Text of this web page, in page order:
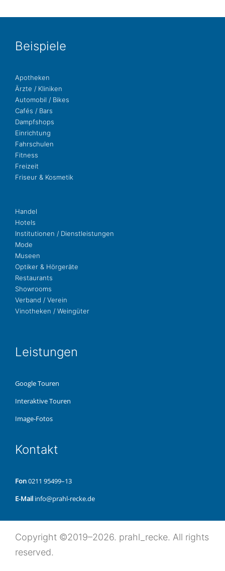
Bei­spie­le
Apo­the­ken
Ärzte / Kliniken
Auto­mo­bil / Bikes
Cafés / Bars
Dampf­shops
Ein­rich­tung
Fahr­schu­len
Fit­ness
Freizeit
Fri­seur & Kosmetik
Handel
Hotels
Insti­tu­tio­nen / Dienstleistungen
Mode
Museen
Opti­ker & Hörgeräte
Restau­rants
Show­rooms
Ver­band / Verein
Vino­the­ken / Weingüter
Leis­tun­gen
Google Touren
Inter­ak­ti­ve Touren
Image-Fotos
Kon­takt
Fon0211 95499–13
E‑Mail info@prahl-recke.de
Copy­right ©2019–2026. prahl_recke. All rights
reserved.